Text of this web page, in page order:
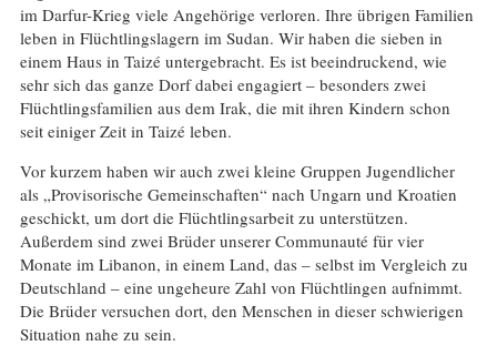
im Darfur-Krieg viele Angehörige verloren. Ihre übrigen Familien
leben in Flüchtlingslagern im Sudan. Wir haben die sieben in
einem Haus in Taizé untergebracht. Es ist beeindruckend, wie
sehr sich das ganze Dorf dabei engagiert – besonders zwei
Flüchtlingsfamilien aus dem Irak, die mit ihren Kindern schon
seit einiger Zeit in Taizé leben.
Vor kurzem haben wir auch zwei kleine Gruppen Jugendlicher
als „Provisorische Gemeinschaften“ nach Ungarn und Kroatien
geschickt, um dort die Flüchtlingsarbeit zu unterstützen.
Außerdem sind zwei Brüder unserer Communauté für vier
Monate im Libanon, in einem Land, das – selbst im Vergleich zu
Deutschland – eine ungeheure Zahl von Flüchtlingen aufnimmt.
Die Brüder versuchen dort, den Menschen in dieser schwierigen
Situation nahe zu sein.